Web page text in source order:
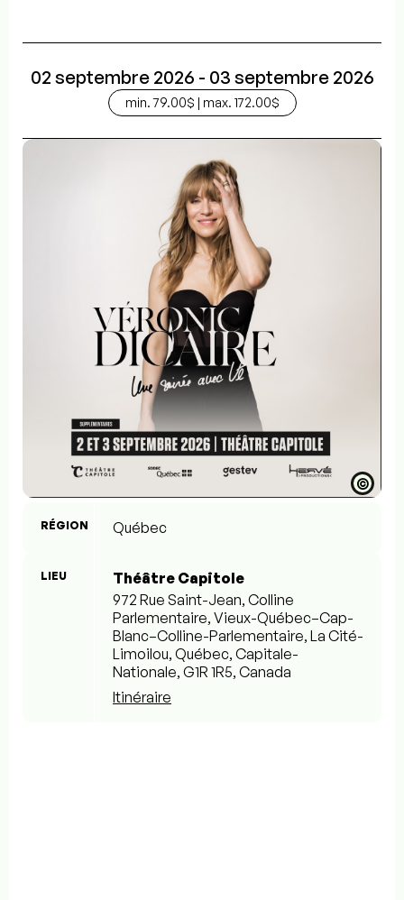
02 septembre 2026 - 03 septembre 2026
min. 79.00$ | max. 172.00$
©
RÉGION Québec
LIEU
Théâtre Capitole
972 Rue Saint-Jean, Colline
Parlementaire, Vieux-Québec–Cap-
Blanc–Colline-Parlementaire, La Cité-
Limoilou, Québec, Capitale-
Nationale, G1R 1R5, Canada
Itinéraire